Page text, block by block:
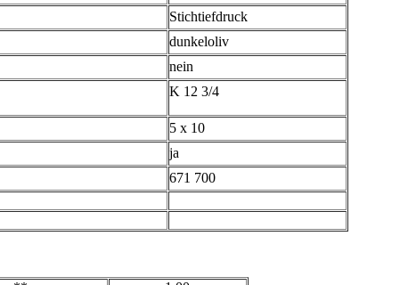
Stichtiefdruck
dunkeloliv
nein
K 12 3/4
5 x 10
ja
671 700